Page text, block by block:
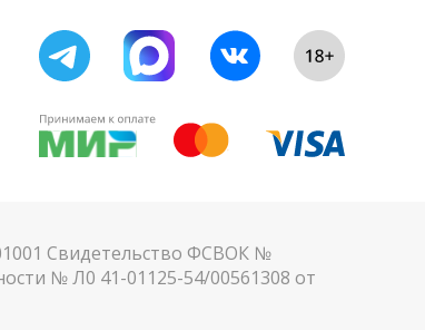
Свидетельство ФСВОК №
№ Л0 41-01125-54/00561308 от